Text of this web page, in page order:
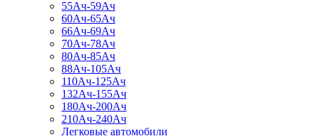
55Ач-59Ач
60Ач-65Ач
66Ач-69Ач
70Ач-78Ач
80Ач-85Ач
88Ач-105Ач
110Ач-125Ач
132Ач-155Ач
180Ач-200Ач
210Ач-240Ач
Легковые автомобили